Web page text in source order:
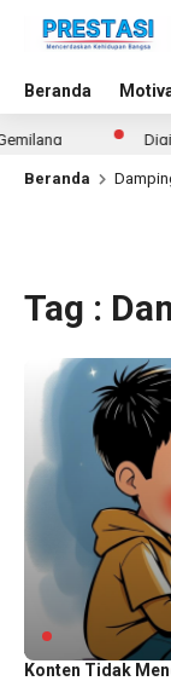
Beranda
Beranda
Tag :
Ancaman di Balik
Konten Tidak